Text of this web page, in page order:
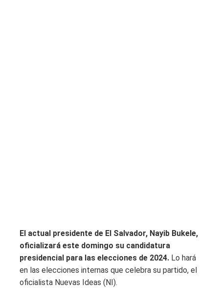
El actual presidente de El Salvador, Nayib Bukele,
oficializará este domingo su candidatura
presidencial para las elecciones de 2024. Lo hará
en las elecciones internas que celebra su partido, el
oficialista Nuevas Ideas (NI).